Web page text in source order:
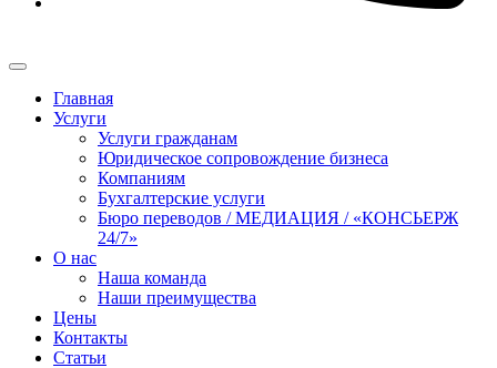
Главная
Услуги
Услуги гражданам
Юридическое сопровождение бизнеса
Компаниям
Бухгалтерские услуги
Бюро переводов / МЕДИАЦИЯ / «КОНСЬЕРЖ
24/7»
О нас
Наша команда
Наши преимущества
Цены
Контакты
Статьи